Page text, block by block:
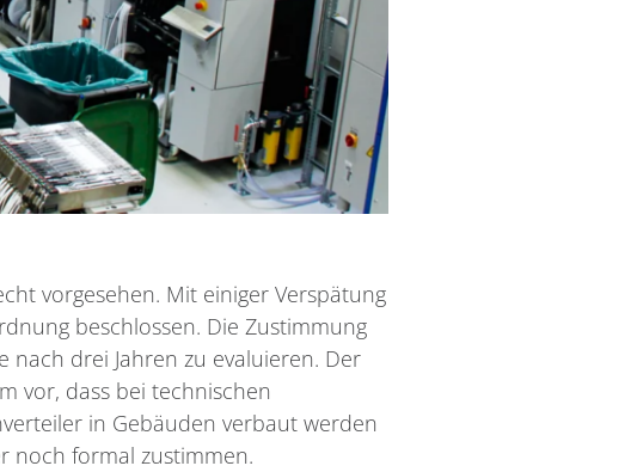
vorgesehen. Mit einiger Verspätung
beschlossen. Die Zustimmung
drei Jahren zu evaluieren. Der
vor, dass bei technischen
in Gebäuden verbaut werden
noch formal zustimmen.